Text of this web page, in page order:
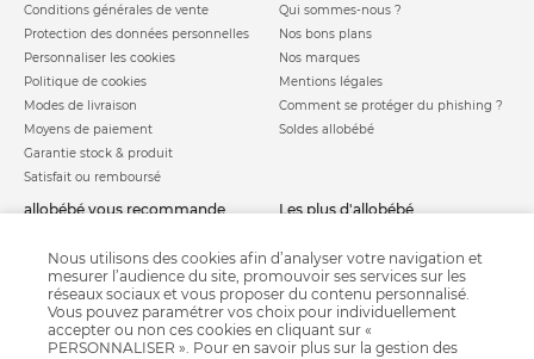
Conditions générales de vente
Protection des données personnelles
Personnaliser les cookies
Politique de cookies
Modes de livraison
Moyens de paiement
Garantie stock & produit
Satisfait ou remboursé
Qui sommes-nous ?
Nos bons plans
Nos marques
Mentions légales
Comment se protéger du phishing ?
Soldes allobébé
allobébé vous recommande
Nos labels
Nos licences
Besoin d'aide ?
FAQ
les plus d'allobébé
Infos conseils
Jeux concours
Valise de maternité
Parrainage
Nous utilisons des cookies afin d’analyser votre navigation et
mesurer l’audience du site, promouvoir ses services sur les
réseaux sociaux et vous proposer du contenu personnalisé.
Vous pouvez paramétrer vos choix pour individuellement
accepter ou non ces cookies en cliquant sur «
PERSONNALISER ». Pour en savoir plus sur la gestion des